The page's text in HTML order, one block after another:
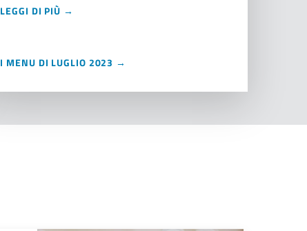
LEGGI DI PIÙ →
I MENU DI LUGLIO 2023 →